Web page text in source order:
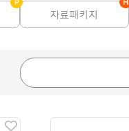
자료패키지